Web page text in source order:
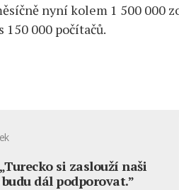
nyní kolem 1 500 000
150 000 počítačů.
si zaslouží naši
dál podporovat.”